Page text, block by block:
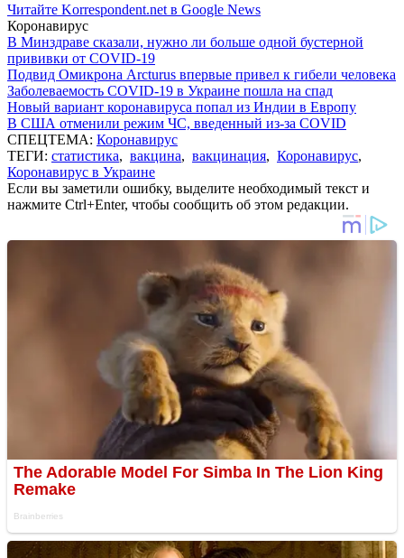
Читайте Korrespondent.net в Google News
Коронавирус
В Минздраве сказали, нужно ли больше одной бустерной
прививки от COVID-19
Подвид Омикрона Arcturus впервые привел к гибели человека
Заболеваемость COVID-19 в Украине пошла на спад
Новый вариант коронавируса попал из Индии в Европу
В США отменили режим ЧС, введенный из-за COVID
СПЕЦТЕМА: Коронавирус
ТЕГИ: статистика, вакцина, вакцинация, Коронавирус,
Коронавирус в Украине
Если вы заметили ошибку, выделите необходимый текст и
нажмите Ctrl+Enter, чтобы сообщить об этом редакции.